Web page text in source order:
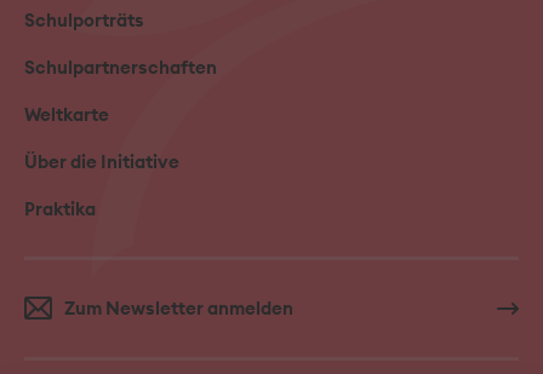
Schulporträts
Schulpartnerschaften
Weltkarte
Über die Initiative
Praktika
Zum Newsletter anmelden